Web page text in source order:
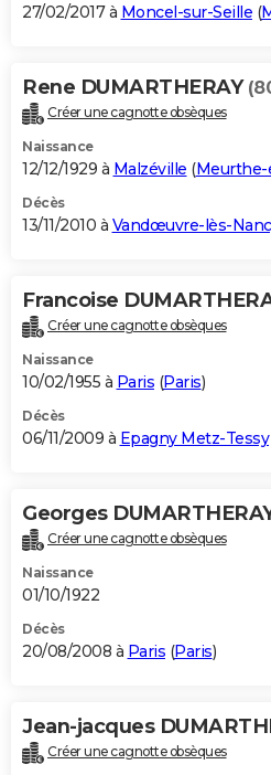
27/02/2017 à Moncel-sur-Seille (
Rene DUMARTHERAY
Créer une cagnotte obsèques
Naissance
12/12/1929 à Malzéville (Meurthe-
Décès
13/11/2010 à Vandœuvre-lès-
Francoise
Créer une cagnotte obsèques
Naissance
10/02/1955 à Paris (Paris)
Décès
06/11/2009 à Epagny Metz-Tessy
Georges
Créer une cagnotte obsèques
Naissance
01/10/1922
Décès
20/08/2008 à Paris (Paris)
Jean-jacques
Créer une cagnotte obsèques